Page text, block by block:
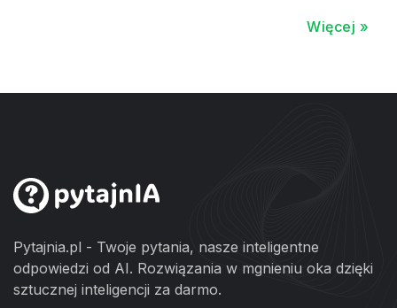
Więcej »
Pytajnia.pl - Twoje pytania, nasze inteligentne
odpowiedzi od AI. Rozwiązania w mgnieniu oka dzięki
sztucznej inteligencji za darmo.